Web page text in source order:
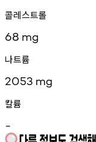
콜레스트롤
68 mg
나트륨
2053 mg
칼륨
-